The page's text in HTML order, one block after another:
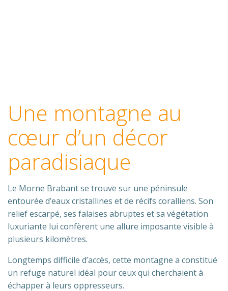
Une montagne au
cœur d’un décor
paradisiaque
Le Morne Brabant se trouve sur une péninsule
entourée d’eaux cristallines et de récifs coralliens. Son
relief escarpé, ses falaises abruptes et sa végétation
luxuriante lui confèrent une allure imposante visible à
plusieurs kilomètres.
Longtemps difficile d’accès, cette montagne a constitué
un refuge naturel idéal pour ceux qui cherchaient à
échapper à leurs oppresseurs.